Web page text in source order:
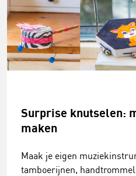
Surprise knutselen:
maken
Maak je eigen
tamboerijnen,